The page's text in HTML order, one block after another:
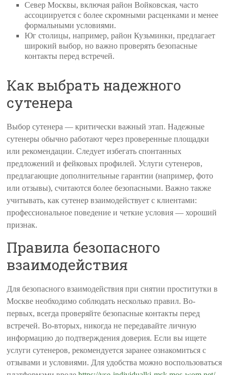
Север Москвы, включая район Войковская, часто
ассоциируется с более скромными расценками и менее
формальными условиями.
Юг столицы, например, район Кузьминки, предлагает
широкий выбор, но важно проверять безопасные
контакты перед встречей.
Как выбрать надежного
сутенера
Выбор сутенера — критически важный этап. Надежные
сутенеры обычно работают через проверенные площадки
или рекомендации. Следует избегать спонтанных
предложений и фейковых профилей. Услуги сутенеров,
предлагающие дополнительные гарантии (например, фото
или отзывы), считаются более безопасными. Важно также
учитывать, как сутенер взаимодействует с клиентами:
профессиональное поведение и четкие условия — хороший
признак.
Правила безопасного
взаимодействия
Для безопасного взаимодействия при снятии проститутки в
Москве необходимо соблюдать несколько правил. Во-
первых, всегда проверяйте безопасные контакты перед
встречей. Во-вторых, никогда не передавайте личную
информацию до подтверждения доверия. Если вы ищете
услуги сутенеров, рекомендуется заранее ознакомиться с
отзывами и условиями. Для удобства можно воспользоваться